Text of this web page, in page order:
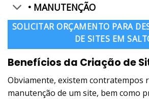
• MANUTENÇÃO
SOLICITAR ORÇAMENTO PARA
DE SITES EM
Benefícios da Criação de
Obviamente, existem contratempos
manutenção de um site, bem como